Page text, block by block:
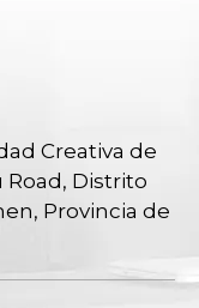
Creativa de
Road, Distrito
Provincia de